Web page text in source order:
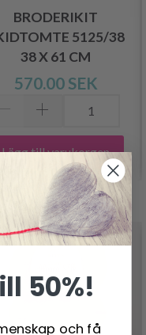
BRODERIKIT
5125/38
38 X 61 CM
570.00 SEK
Lägg till varukorgen
50%!
och få